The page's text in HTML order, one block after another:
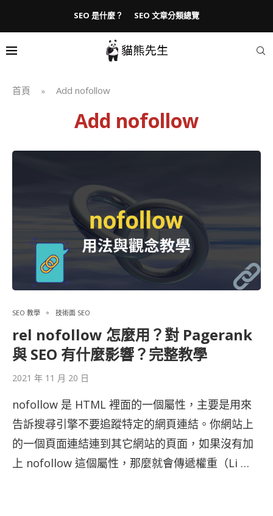
SEO 是什麼？ SEO 文章分類總覽
首頁 » Add nofollow
Add nofollow
SEO 教學 技術面 SEO
rel nofollow 怎麼用？對 Pagerank
與 SEO 有什麼影響？完整教學
2021 年 11 月 20 日
nofollow 是 HTML 裡面的一個屬性，主要是用來
告訴搜尋引擎不要追蹤特定的網頁連結。你網站上
的一個頁面連結連到其它網站的頁面，如果沒有加
上 nofollow 這個屬性，那麼就會傳遞權重（Li …